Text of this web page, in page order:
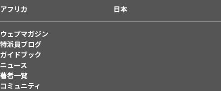
アフリカ
日本
ウェブマガジン
特派員ブログ
ガイドブック
ニュース
著者一覧
コミュニティ